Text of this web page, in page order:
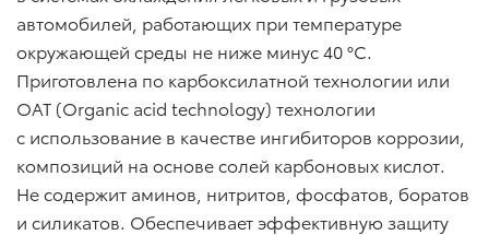
автомобилей, работающих при температуре
окружающей среды не ниже минус 40 °C.
Приготовлена по карбоксилатной технологии или
ОАТ (Organic acid technology) технологии
с использование в качестве ингибиторов коррозии,
композиций на основе солей карбоновых кислот.
Не содержит аминов, нитритов, фосфатов, боратов
и силикатов. Обеспечивает эффективную защиту